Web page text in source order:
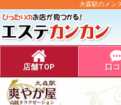
大森駅のメン
店舗TOP 口